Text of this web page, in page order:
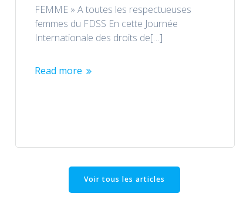
FEMME » A toutes les respectueuses
femmes du FDSS En cette Journée
Internationale des droits de[…]
Read more
Voir tous les articles